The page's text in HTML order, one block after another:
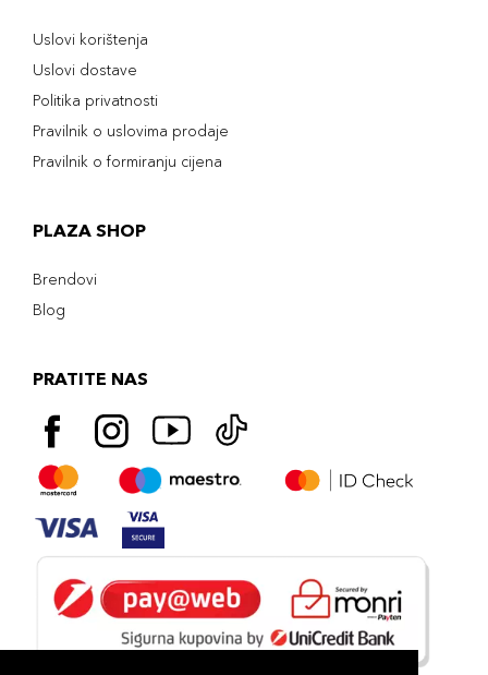
Uslovi korištenja
Uslovi dostave
Politika privatnosti
Pravilnik o uslovima prodaje
Pravilnik o formiranju cijena
PLAZA SHOP
Brendovi
Blog
PRATITE NAS